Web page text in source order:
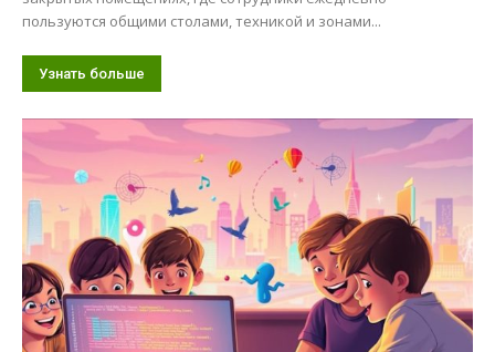
пользуются общими столами, техникой и зонами...
Узнать больше